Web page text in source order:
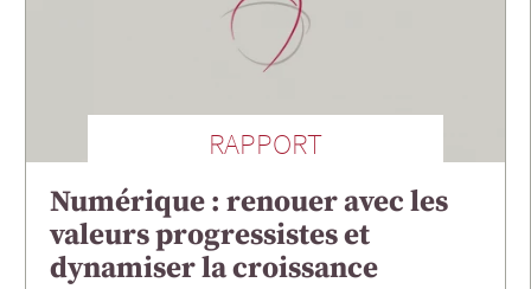
RAPPORT
Numérique : renouer avec les
valeurs progressistes et
dynamiser la croissance